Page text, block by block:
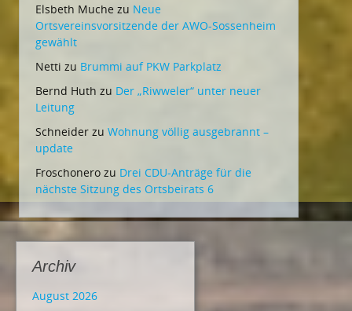
Elsbeth Muche zu Neue
Ortsvereinsvorsitzende der AWO-Sossenheim
gewählt
Netti zu Brummi auf PKW Parkplatz
Bernd Huth zu Der „Riwweler“ unter neuer
Leitung
Schneider zu Wohnung völlig ausgebrannt –
update
Froschonero zu Drei CDU-Anträge für die
nächste Sitzung des Ortsbeirats 6
Archiv
August 2026